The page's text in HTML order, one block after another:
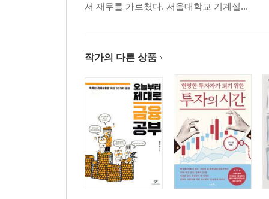
주식시장의 평균수익률을 어떻게 구할까 / 주식
기업이 평균 수요량으로 계획하면 수익이 날까 /
2장 상관 : 배후 원리 없이 현상의 묘사에 그친다
1 상관계수에는 평균과 똑같은 문제가 있다
상관계수는 어떻게 계산하는가 / 상관계수도 평균
2 왜 우생학은 상관에 관심을 가졌을까
서 재무를 가르쳤다. 서울대학교 기계설...
작가의 다른 상품